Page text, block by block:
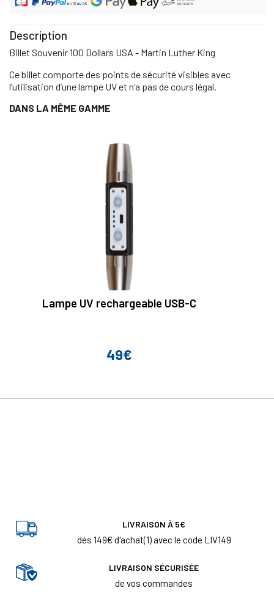
Description
Billet Souvenir 100 Dollars USA - Martin Luther King
Ce billet comporte des points de sécurité visibles avec
l’utilisation d’une lampe UV et n’a pas de cours légal.
DANS LA MÊME GAMME
Lampe UV rechargeable USB-C
Prix
49€
LIVRAISON À 5€
dès 149€ d'achat(1) avec le code LIV149
LIVRAISON SÉCURISÉE
de vos commandes